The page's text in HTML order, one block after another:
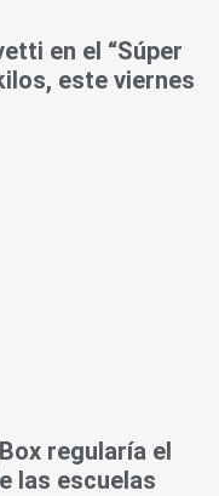
en el “Súper
este viernes
regularía el
las escuelas